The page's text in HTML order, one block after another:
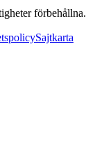
förbehållna.
Sajtkarta